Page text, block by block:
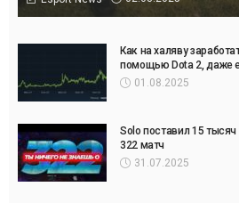
Как на халяву
помощью Dota 2, даже
01.08.2025
Solo поставил 15
322 матч
31.07.2025